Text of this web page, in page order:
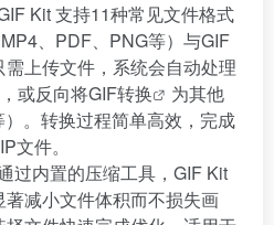
Kit 支持11种常见文件格式
MP4、PDF、PNG等）与GIF
上传文件，系统会自动处理
或反向将GIF转换
为其他
。转换过程简单高效，完成
文件。
过内置的压缩工具，GIF Kit
减小文件体积而不损失画